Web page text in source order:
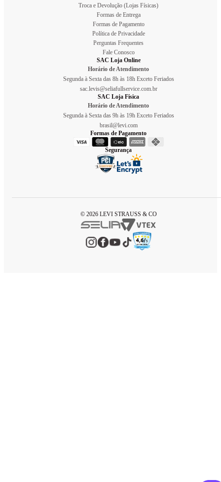
Troca e Devolução (Lojas Físicas)
Formas de Entrega
Formas de Pagamento
Política de Privacidade
Perguntas Frequentes
Fale Conosco
SAC Loja Online
Horário de Atendimento
Segunda à Sexta das 8h às 18h Exceto Feriados
sac.levis@seliafullservice.com.br
SAC Loja Física
Horário de Atendimento
Segunda à Sexta das 9h às 19h Exceto Feriados
brasil@levi.com
Formas de Pagamento
Segurança
© 2026 LEVI STRAUSS & CO